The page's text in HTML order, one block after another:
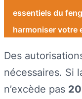
essentiels du
harmoniser votre
Des
nécessaires. Si
n’excède pas